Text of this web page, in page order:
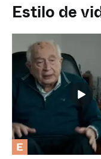
Estilo de
E